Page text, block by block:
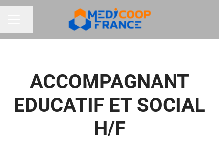
Partager la page
ACCOMPAGNANT
EDUCATIF ET SOCIAL
H/F